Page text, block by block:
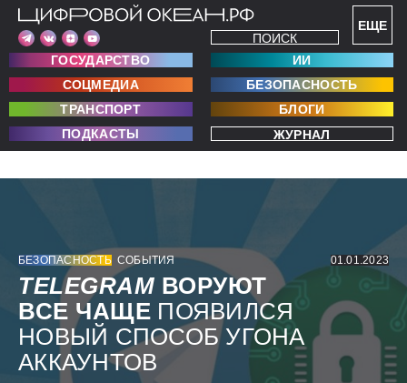
ЕЩЕ
ПОИСК
ГОСУДАРСТВО
ИИ
СОЦМЕДИА
БЕЗОПАСНОСТЬ
ТРАНСПОРТ
БЛОГИ
ПОДКАСТЫ
ЖУРНАЛ
БЕЗОПАСНОСТЬ СОБЫТИЯ 01.01.2023
TELEGRAM ВОРУЮТ
ВСЕ ЧАЩЕ ПОЯВИЛСЯ
НОВЫЙ СПОСОБ УГОНА
АККАУНТОВ